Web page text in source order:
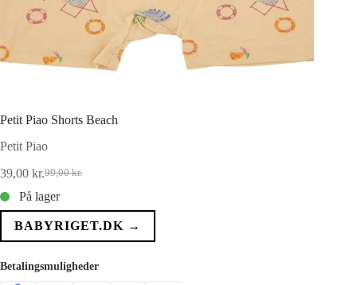
Petit Piao Shorts Beach
Petit Piao
99,00kr.
Den
oprindelige
pris
var:
39,00 kr.Den
aktuelle
pris
er:
På lager
BABYRIGET.DK →
Betalingsmuligheder